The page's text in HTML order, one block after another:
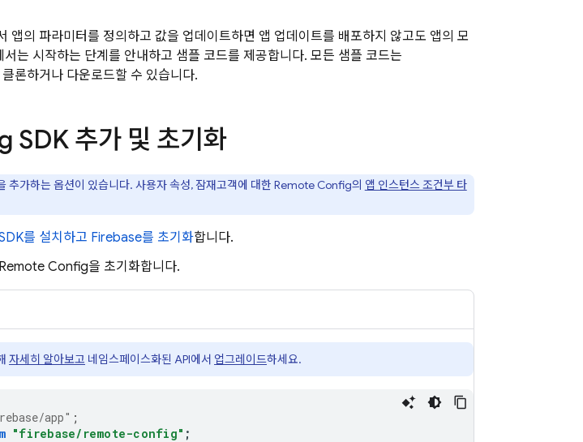
앱의 파라미터를 정의하고 값을 업데이트하면 앱 업데이트를 배포하지 않고도 앱의 모
서는 시작하는 단계를 안내하고 샘플 코드를 제공합니다. 모든 샘플 코드는
론하거나 다운로드할 수 있습니다.
SDK 추가 및 초기화
추가하는 옵션이 있습니다. 사용자 속성, 잠재고객에 대한 Remote Config의 앱 인스턴스 조건부 타
를 설치하고 Firebase를 초기화합니다.
Remote Config을 초기화합니다.
자세히 알아보고 네임스페이스화된 API에서 업그레이드하세요.
app" ;
"firebase/remote-config" ;